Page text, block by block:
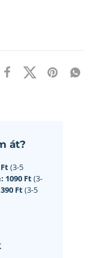
át?
(3-5
1090 Ft(3-
Ft(3-5